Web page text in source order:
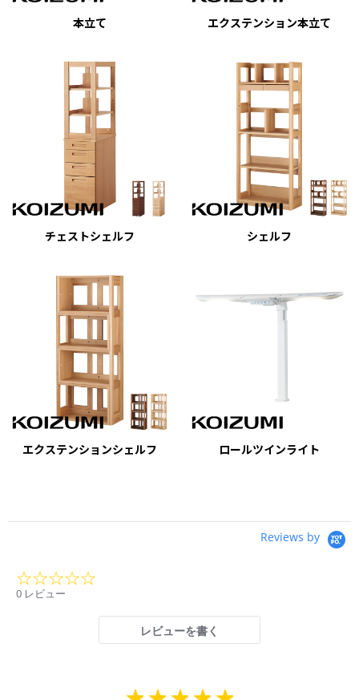
本立て エクステンション本立て
チェストシェルフ シェルフ
エクステンションシェルフ ロールツインライト
Reviews by
0 レビュー
レビューを書く